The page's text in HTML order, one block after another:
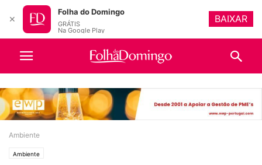
Ambiente
Ambiente
✕
Folha do Domingo
GRÁTIS
Na Google Play
BAIXAR